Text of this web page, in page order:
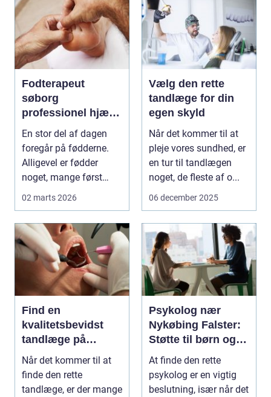
Fodterapeut
søborg
professionel hjælp
til sunde fødder i
hverdagen
En stor del af dagen
foregår på fødderne.
Alligevel er fødder
noget, mange først
02 marts 2026
Vælg den rette
tandlæge for din
egen skyld
Når det kommer til at
pleje vores sundhed, er
en tur til tandlægen
noget, de fleste af o...
06 december 2025
Find en
kvalitetsbevidst
tandlæge på
Vesterbro
Når det kommer til at
finde den rette
tandlæge, er der mange
Psykolog nær
Nykøbing Falster:
Støtte til børn og
unge
At finde den rette
psykolog er en vigtig
beslutning, især når det